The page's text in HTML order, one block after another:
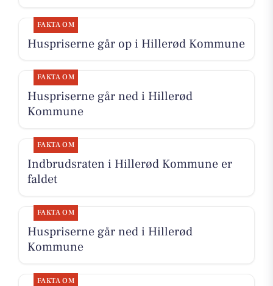
FAKTA OM
Huspriserne går op i Hillerød Kommune
FAKTA OM
Huspriserne går ned i Hillerød
Kommune
FAKTA OM
Indbrudsraten i Hillerød Kommune er
faldet
FAKTA OM
Huspriserne går ned i Hillerød
Kommune
FAKTA OM